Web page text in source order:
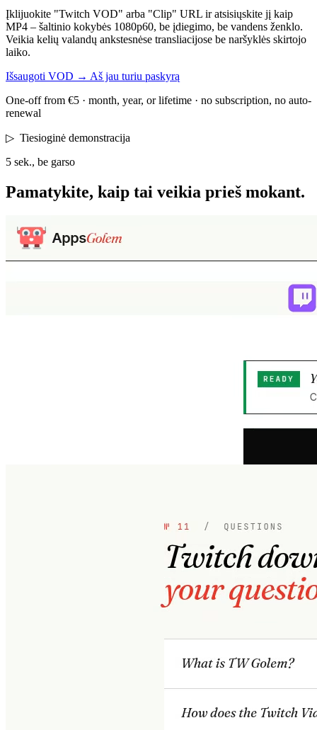
Įklijuokite "Twitch VOD" arba "Clip" URL ir atsisiųskite jį kaip
MP4 – šaltinio kokybės 1080p60, be įdiegimo, be vandens ženklo.
Veikia kelių valandų ankstesnėse transliacijose be naršyklės skirtojo
laiko.
Išsaugoti VOD → Aš jau turiu paskyrą
One-off from €5 · month, year, or lifetime · no subscription, no auto-
renewal
▷ Tiesioginė demonstracija
5 sek., be garso
Pamatykite, kaip tai veikia prieš mokant.